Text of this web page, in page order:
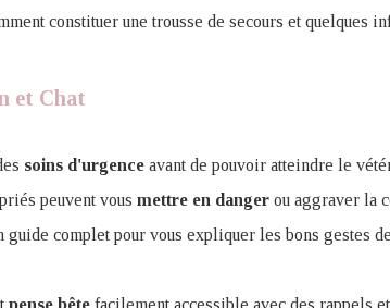
constituer une trousse de secours et quelques
et Chat
soins d'urgence avant de pouvoir atteindre le
peuvent vous mettre en danger ou aggraver la
guide complet pour vous expliquer les bons gestes
pense bête facilement accessible avec des rappels